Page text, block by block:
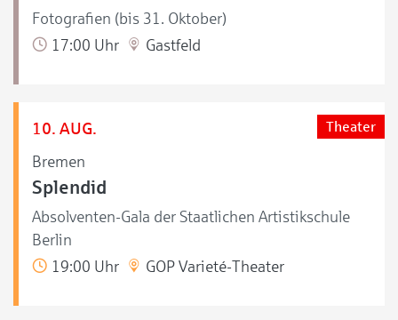
Fotografien (bis 31. Oktober)
17:00 Uhr
Gastfeld
10. AUG.
Bremen
Theater
Splendid
Absolventen-Gala der Staatlichen Artistikschule
Berlin
19:00 Uhr
GOP Varieté-Theater